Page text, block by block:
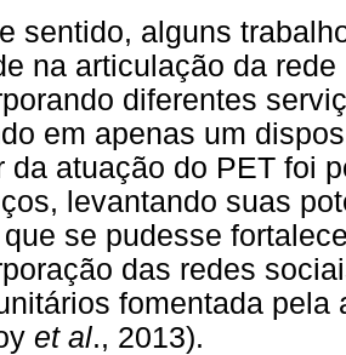
sentido, alguns
na articulação da
diferentes
em apenas um
da atuação do PET foi
levantando suas
se pudesse
das redes
fomentada
et al., 2013).